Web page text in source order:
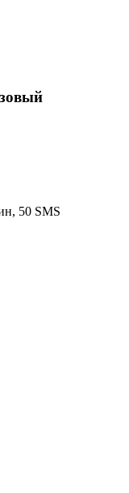
, 50 SMS